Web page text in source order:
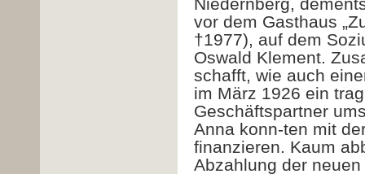
Niedernberg,
vor dem Gasthaus
†1977), auf dem
Oswald Klement.
schafft, wie auch
im März 1926 ein
Geschäftspartner
Anna konn-ten mit
finanzieren. Kaum
Abzahlung der